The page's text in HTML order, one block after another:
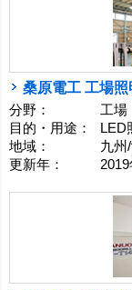
桑原電工 工場
分野：
工場
目的・用途：
LED
地域：
九州
更新年：
2019